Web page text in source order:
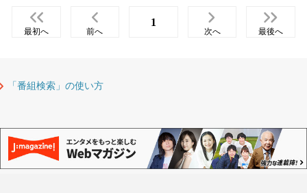
最初へ 前へ
1
次へ 最後へ
「番組検索」の使い方